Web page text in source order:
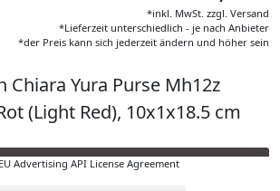
*inkl. MwSt. zzgl. Versand
*Lieferzeit unterschiedlich - je nach Anbieter
*der Preis kann sich jederzeit ändern und höher sein
Chiara Yura Purse Mh12z
(Light Red), 10x1x18.5 cm
Advertising API License Agreement